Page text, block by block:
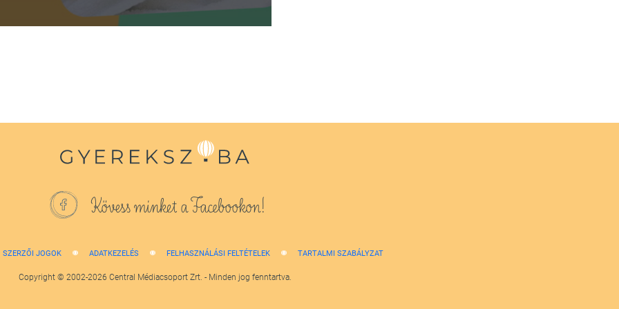
Kövess minket a Facebookon!
SZERZŐI JOGOK ADATKEZELÉS FELHASZNÁLÁSI FELTÉTELEK TARTALMI SZABÁLYZAT
Copyright © 2002-2026 Central Médiacsoport Zrt. - Minden jog fenntartva.